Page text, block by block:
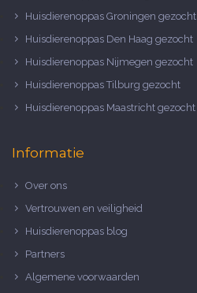
Huisdierenoppas Groningen gezocht
Huisdierenoppas Den Haag gezocht
Huisdierenoppas Nijmegen gezocht
Huisdierenoppas Tilburg gezocht
Huisdierenoppas Maastricht gezocht
Informatie
Over ons
Vertrouwen en veiligheid
Huisdierenoppas blog
Partners
Algemene voorwaarden